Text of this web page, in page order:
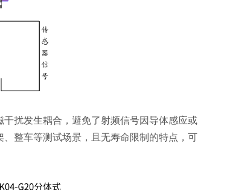
扰发生耦合，避免了射频信号因导体感应或
整车等测试场景，且无寿命限制的特点，可